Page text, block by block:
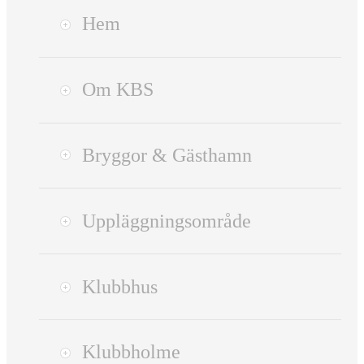
Hem
Om KBS
Bryggor & Gästhamn
Uppläggningsområde
Klubbhus
Klubbholme